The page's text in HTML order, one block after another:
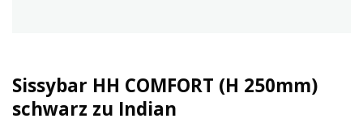
Sissybar HH COMFORT (H 250mm)
schwarz zu Indian